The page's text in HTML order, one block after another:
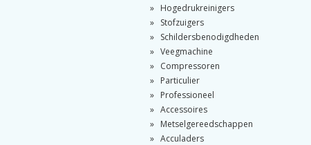
Hogedrukreinigers
Stofzuigers
Schildersbenodigdheden
Veegmachine
Compressoren
Particulier
Professioneel
Accessoires
Metselgereedschappen
Acculaders